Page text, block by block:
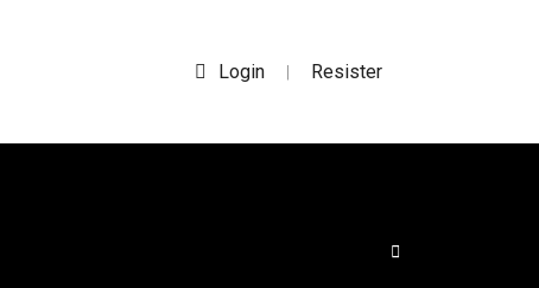
Login | Resister